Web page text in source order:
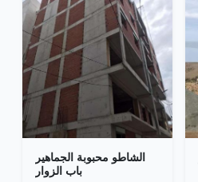
الشاطو محبوبة الجماهير
باب الزوار